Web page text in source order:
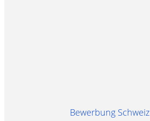
Bewerbung Schweiz